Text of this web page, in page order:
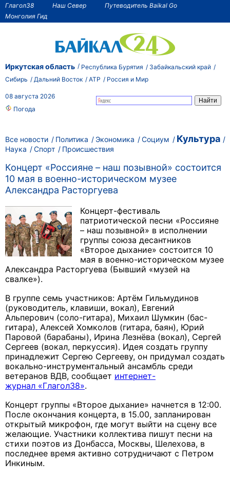
Глагол38 Наш Север
Путеводитель Baikal Go
Монголия Гид
Иркутская область Республика Бурятия
Забайкальский край
Сибирь
Дальний Восток АТР Россия и Мир
08 августа 2026
Погода
Все новости Политика Экономика Социум Культура
Наука Спорт Происшествия
Концерт «Россияне – наш позывной» состоится
10 мая в военно-историческом музее
Александра Расторгуева
Концерт-фестиваль
патриотической песни «Россияне
– наш позывной» в исполнении
группы союза десантников
«Второе дыхание» состоится 10
мая в военно-историческом музее
Александра Расторгуева (Бывший «музей на
свалке»).
В группе семь участников: Артём Гильмудинов
(руководитель, клавиши, вокал), Евгений
Альперович (соло-гитара), Михаил Шумкин (бас-
гитара), Алексей Хомколов (гитара, баян), Юрий
Паровой (барабаны), Ирина Лезнёва (вокал), Сергей
Сергеев (вокал, перкуссия). Идея создать группу
принадлежит Сергею Сергееву, он придумал создать
вокально-инструментальный ансамбль среди
ветеранов ВДВ, сообщает интернет-
журнал «Глагол38».
Концерт группы «Второе дыхание» начнется в 12:00.
После окончания концерта, в 15.00, запланирован
открытый микрофон, где могут выйти на сцену все
желающие. Участники коллектива пишут песни на
стихи поэтов из Донбасса, Москвы, Шелехова, в
последнее время активно сотрудничают с Петром
Инкиным.